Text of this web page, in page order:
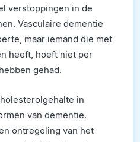
verstoppingen in de
Vasculaire dementie
maar iemand die met
heeft, hoeft niet per
gehad.
in
van dementie.
ontregeling van het